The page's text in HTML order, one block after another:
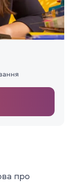
про